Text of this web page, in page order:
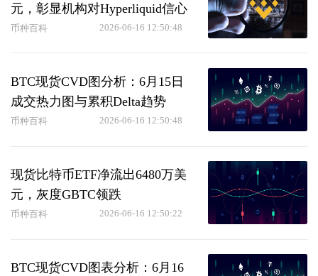
元，彰显机构对Hyperliquid信心
币种百科 2026-06-16 12:50:48
BTC现货CVD图分析：6月15日
成交热力图与累积Delta趋势
币种百科 2026-06-16 12:50:48
现货比特币ETF净流出6480万美
元，灰度GBTC领跌
币种百科 2026-06-16 12:50:22
BTC现货CVD图表分析：6月16